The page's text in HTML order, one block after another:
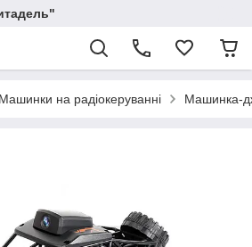
Машинки на радіокеруванні Машинка-